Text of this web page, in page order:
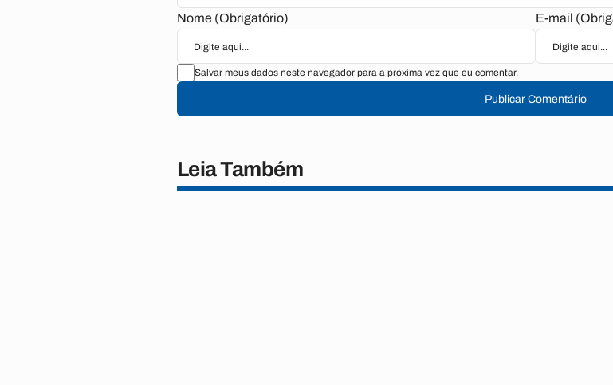
Nome (Obrigatório) E-mail
Salvar meus dados neste navegador para a próxima vez que eu comentar.
Publicar Comentário
Leia Também